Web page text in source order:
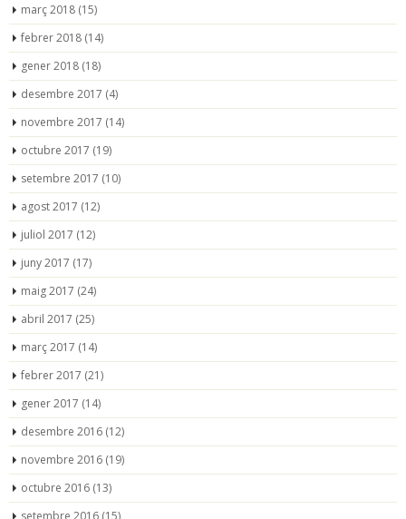
març 2018 (15)
febrer 2018 (14)
gener 2018 (18)
desembre 2017 (4)
novembre 2017 (14)
octubre 2017 (19)
setembre 2017 (10)
agost 2017 (12)
juliol 2017 (12)
juny 2017 (17)
maig 2017 (24)
abril 2017 (25)
març 2017 (14)
febrer 2017 (21)
gener 2017 (14)
desembre 2016 (12)
novembre 2016 (19)
octubre 2016 (13)
setembre 2016 (15)